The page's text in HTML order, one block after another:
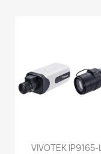
VIVOTEK IP9165-